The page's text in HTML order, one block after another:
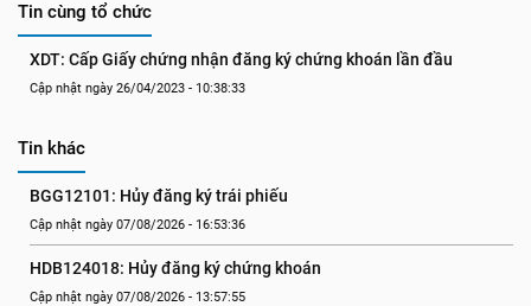
Tin cùng tổ chức
XDT: Cấp Giấy chứng nhận đăng ký chứng khoán lần đầu
Cập nhật ngày 26/04/2023 - 10:38:33
Tin khác
BGG12101: Hủy đăng ký trái phiếu
Cập nhật ngày 07/08/2026 - 16:53:36
HDB124018: Hủy đăng ký chứng khoán
Cập nhật ngày 07/08/2026 - 13:57:55